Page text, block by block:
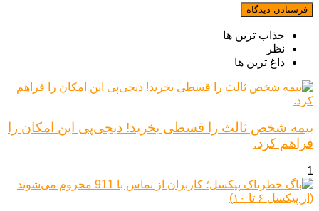
جذاب ترین ها
نظر
داغ ترین ها
بیمه شخص ثالث را قسطی بخرید! دیجی‌پی این امکان را
فراهم کرد.
1